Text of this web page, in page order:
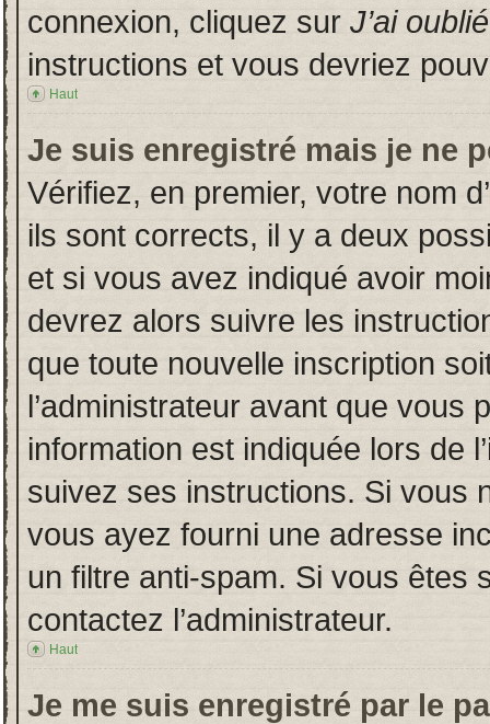
connexion, cliquez sur J’ai
instructions et vous devriez
Haut
Je suis enregistré mais je ne
Vérifiez, en premier, votre nom
ils sont corrects, il y a deux
et si vous avez indiqué avoir
devrez alors suivre les
que toute nouvelle inscription
l’administrateur avant que vous
information est indiquée lors de
suivez ses instructions. Si vous
vous ayez fourni une adresse
un filtre anti-spam. Si vous êtes
contactez l’administrateur.
Haut
Je me suis enregistré par le